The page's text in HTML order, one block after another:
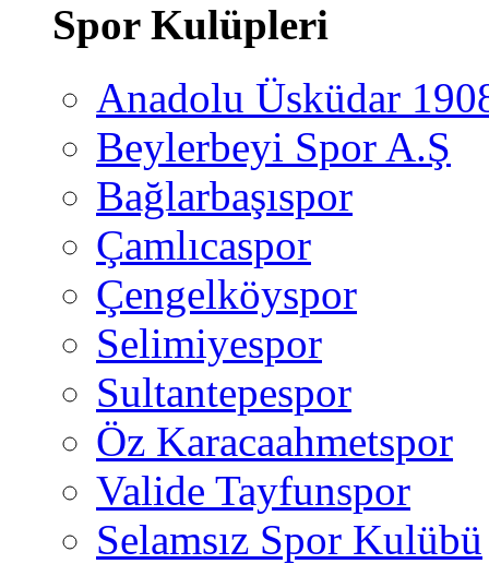
Spor Kulüpleri
Anadolu Üsküdar
Beylerbeyi Spor A.Ş
Bağlarbaşıspor
Çamlıcaspor
Çengelköyspor
Selimiyespor
Sultantepespor
Öz Karacaahmetspor
Valide Tayfunspor
Selamsız Spor Kulübü